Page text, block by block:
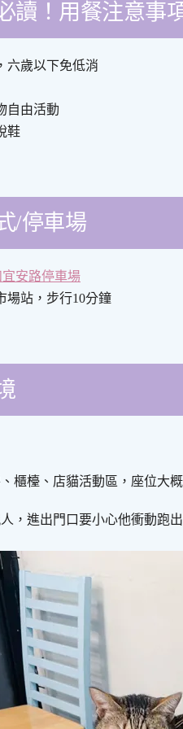
讀！用餐注意事
六歲以下免低消
自由活動
鞋
/停車場
宜安路停車場
場站，步行10分鐘
櫃檯、店貓活動區，座位大
，進出門口要小心他衝動跑